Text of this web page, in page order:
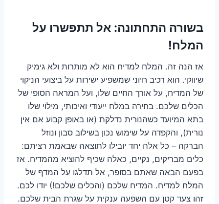
בשורה התחתונה: אל תתפשרו על
המלח!
אז הנה זה. המלח למדיח הוא לא מותרות ולא גימיק
שיווקי. הוא רכיב חיוני שמשפיע ישירות על ביצועי הניקוי
של המדיח, על אורך החיים שלו, ועל המראה הסופי של
הכלים שלכם. בחירה במלח ייעודי ואיכותי, מילוי שלו
בתא המיועד כשהנורית נדלקת (או באופן קבוע אם אין
נורית), והקפדה על שימוש נכון בשילוב סבון ונוזל
הברקה – כל אלה יחד יובילו לתוצאה שבאמת רציתם:
כלים מבריקים, נקיים, כאלה שכיף להוציא מהמדיח. אז
בפעם הבאה שאתם בסופר, אל תדלגו על המדף של
המלח למדיח. המדיח שלכם (והכלים שלכם!) יודו לכם.
זהו צעד קטן עם השפעה ענקית על שגרת הבית שלכם.